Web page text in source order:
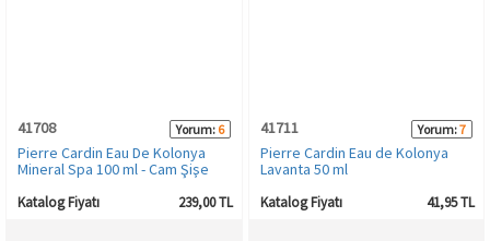
41708 Yorum: 6
Pierre Cardin Eau De Kolonya
Mineral Spa 100 ml - Cam Şişe
Katalog Fiyatı 239,00 TL
41711 Yorum:7
Pierre Cardin Eau de Kolonya
Lavanta 50 ml
Katalog Fiyatı 41,95 TL